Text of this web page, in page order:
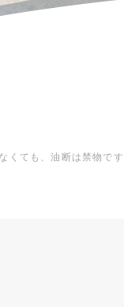
くても、油断は禁物で